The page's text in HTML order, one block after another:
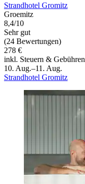
Strandhotel Gromitz
Groemitz
8,4/10
Sehr gut
(24 Bewertungen)
278 €
inkl. Steuern & Gebühren
10. Aug.–11. Aug.
Strandhotel Gromitz